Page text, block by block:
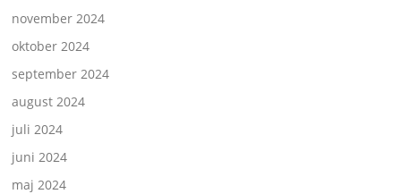
november 2024
oktober 2024
september 2024
august 2024
juli 2024
juni 2024
maj 2024